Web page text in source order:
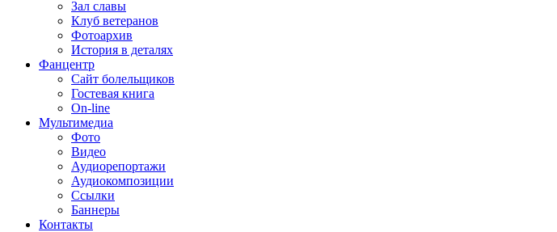
Зал славы
Клуб ветеранов
Фотоархив
История в деталях
Фанцентр
Сайт болельщиков
Гостевая книга
On-line
Мультимедиа
Фото
Видео
Аудиорепортажи
Аудиокомпозиции
Ссылки
Баннеры
Контакты